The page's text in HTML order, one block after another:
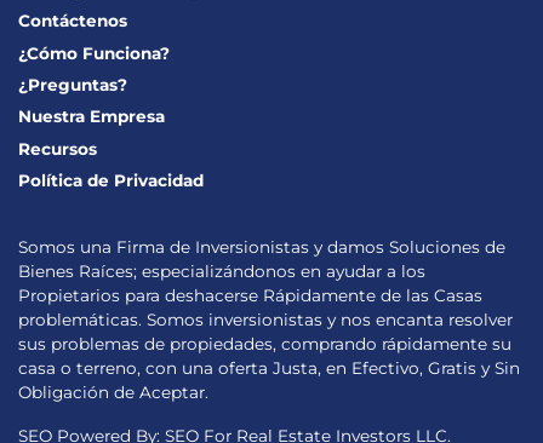
Contáctenos
¿Cómo Funciona?
¿Preguntas?
Nuestra Empresa
Recursos
Política de Privacidad
Somos una Firma de Inversionistas y damos Soluciones de
Bienes Raíces; especializándonos en ayudar a los
Propietarios para deshacerse Rápidamente de las Casas
problemáticas. Somos inversionistas y nos encanta resolver
sus problemas de propiedades, comprando rápidamente su
casa o terreno, con una oferta Justa, en Efectivo, Gratis y Sin
Obligación de Aceptar.
SEO Powered By: SEO For Real Estate Investors LLC.